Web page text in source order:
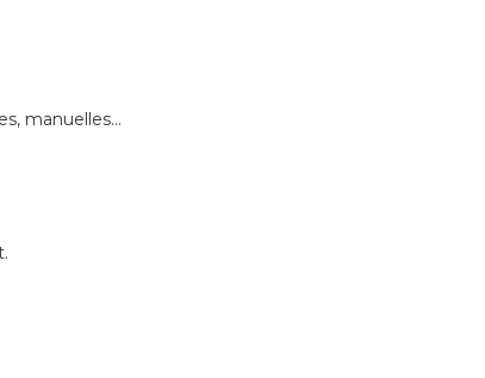
manuelles…